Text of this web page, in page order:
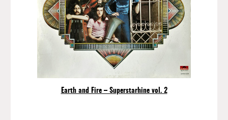
Earth and Fire – Superstarhine vol. 2